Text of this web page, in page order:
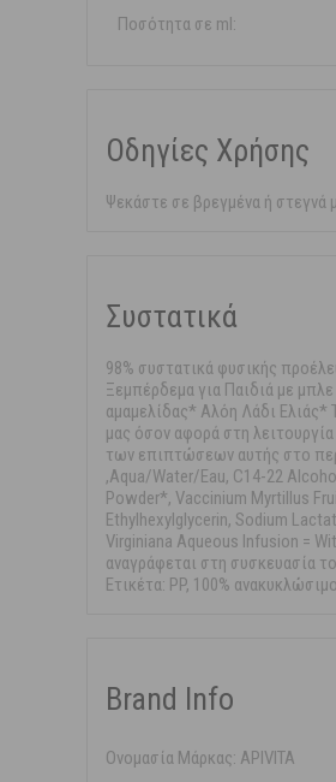
Ποσότητα σε ml:
Οδηγίες Χρήσης
Ψεκάστε σε βρεγμένα ή
Συστατικά
98% συστατικά φυσικής
Ξεμπέρδεμα για Παιδιά με
αμαμελίδας* Αλόη Λάδι Ελιάς*
μας όσον αφορά στη
των επιπτώσεων αυτής στο
,Aqua/Water/Eau, C14-22
Powder*, Vaccinium Myrtillus
Ethylhexylglycerin, Sodium
Virginiana Aqueous Infusion =
αναγράφεται στη συσκευασία
Ετικέτα: PP, 100%
Brand Info
Ονομασία Μάρκας: APIVITA